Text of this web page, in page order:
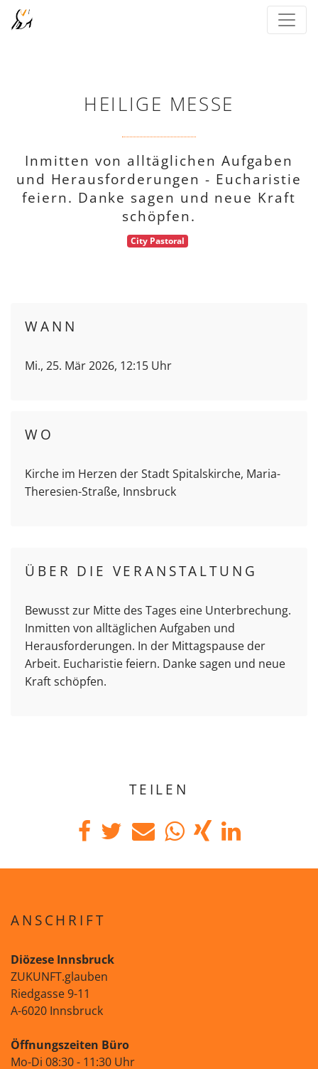
HEILIGE MESSE
Inmitten von alltäglichen Aufgaben
und Herausforderungen - Eucharistie
feiern. Danke sagen und neue Kraft
schöpfen.
City Pastoral
WANN
Mi., 25. Mär 2026, 12:15 Uhr
WO
Kirche im Herzen der Stadt Spitalskirche, Maria-
Theresien-Straße, Innsbruck
ÜBER DIE VERANSTALTUNG
Bewusst zur Mitte des Tages eine Unterbrechung.
Inmitten von alltäglichen Aufgaben und
Herausforderungen. In der Mittagspause der
Arbeit. Eucharistie feiern. Danke sagen und neue
Kraft schöpfen.
TEILEN
ANSCHRIFT
Diözese Innsbruck
ZUKUNFT.glauben
Riedgasse 9-11
A-6020 Innsbruck
Öffnungszeiten Büro
Mo-Di 08:30 - 11:30 Uhr